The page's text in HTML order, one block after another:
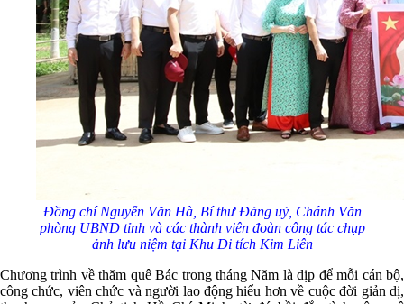
Đồng chí Nguyễn Văn Hà, Bí thư Đảng uỷ, Chánh Văn
phòng UBND tỉnhvà các thành viên đoàn công tác chụp
ảnh lưu niệm tại Khu Di tích Kim Liên
Chương trình về thăm quê Bác trong tháng Năm là dịp để mỗi cán bộ,
công chức, viên chức và người lao động hiểu hơn về cuộc đời giản dị,